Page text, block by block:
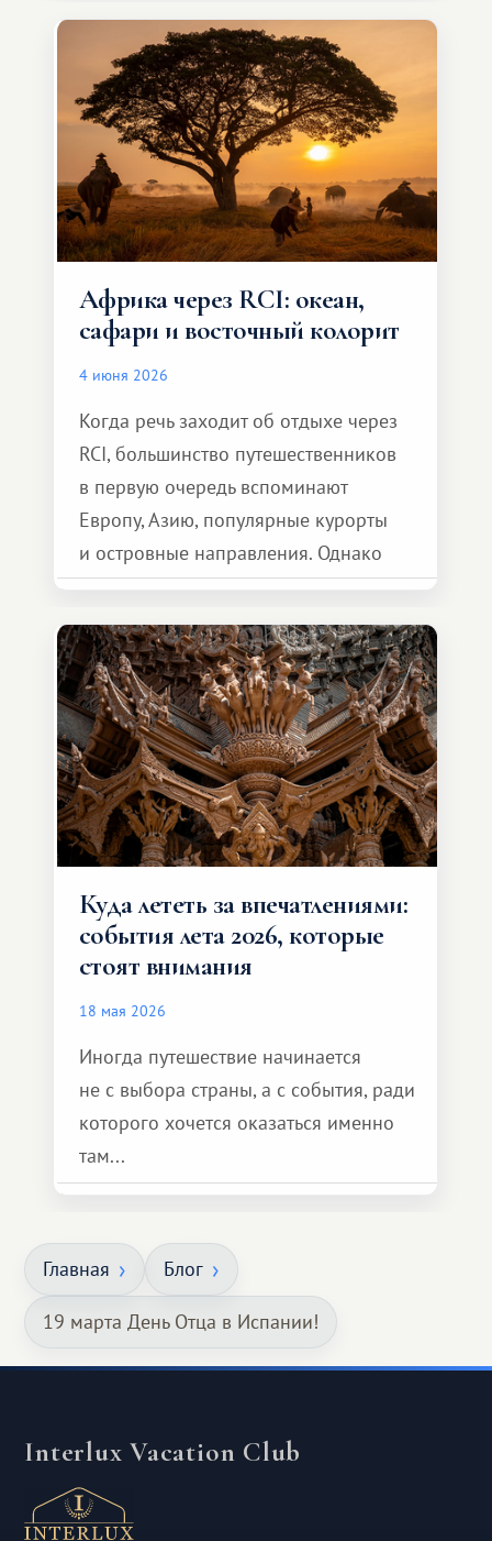
особенное. Не обязательно
масштабное, но тёплое
и запоминающееся :)
Африка через RCI: океан,
сафари и восточный колорит
4 июня 2026
Когда речь заходит об отдыхе через
RCI, большинство путешественников
в первую очередь вспоминают
Европу, Азию, популярные курорты
и островные направления. Однако
возможности обменной системы
значительно шире. Среди них есть
и Африка — континент, который
способен подарить совершенно иной
формат путешествия.
Куда лететь за впечатлениями:
события лета 2026, которые
стоят внимания
18 мая 2026
Иногда путешествие начинается
не с выбора страны, а с события, ради
которого хочется оказаться именно
там...
Главная Блог
19 марта День Отца в Испании!
Interlux Vacation Club